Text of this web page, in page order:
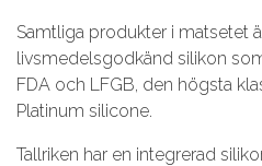
Samtliga produkter i matsetet
livsmedelsgodkänd silikon
FDA och LFGB, den högsta
Platinum silicone.
Tallriken har en integrerad